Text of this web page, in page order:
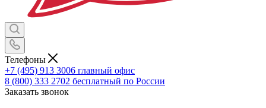
Телефоны
+7 (495) 913 3006 главный офис
8 (800) 333 2702 бесплатный по России
Заказать звонок